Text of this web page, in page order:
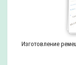
Изготовление